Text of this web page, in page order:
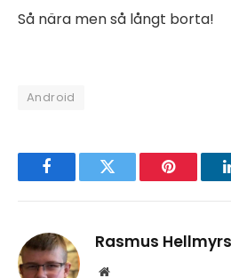
Så nära men så långt borta!
Android
FacebookTwitter Pinterest
Rasmus Hellmyrs
Website